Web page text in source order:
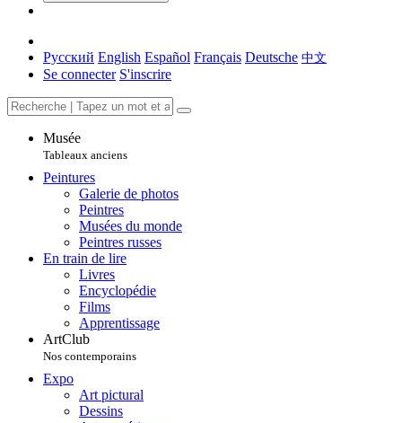
Русский English Español Français Deutsche 中文
Se connecter S'inscrire
Musée
Tableaux anciens
Peintures
Galerie de photos
Peintres
Musées du monde
Peintres russes
En train de lire
Livres
Encyclopédie
Films
Apprentissage
ArtClub
Nos contemporains
Expo
Art pictural
Dessins